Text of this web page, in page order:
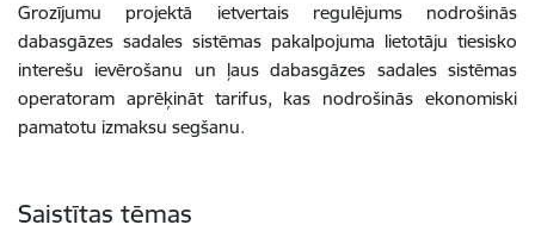
Grozījumu projektā ietvertais regulējums nodrošinās
dabasgāzes sadales sistēmas pakalpojuma lietotāju tiesisko
interešu ievērošanu un ļaus dabasgāzes sadales sistēmas
operatoram aprēķināt tarifus, kas nodrošinās ekonomiski
pamatotu izmaksu segšanu.
Saistītas tēmas